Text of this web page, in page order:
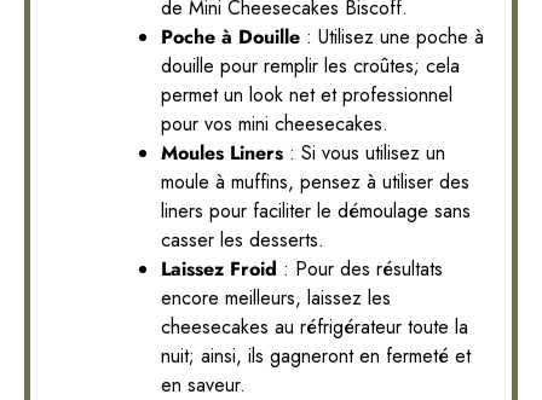
de Mini Cheesecakes Biscoff.
Poche à Douille : Utilisez une poche à
douille pour remplir les croûtes; cela
permet un look net et professionnel
pour vos mini cheesecakes.
Moules Liners : Si vous utilisez un
moule à muffins, pensez à utiliser des
liners pour faciliter le démoulage sans
casser les desserts.
Laissez Froid : Pour des résultats
encore meilleurs, laissez les
cheesecakes au réfrigérateur toute la
nuit; ainsi, ils gagneront en fermeté et
en saveur.